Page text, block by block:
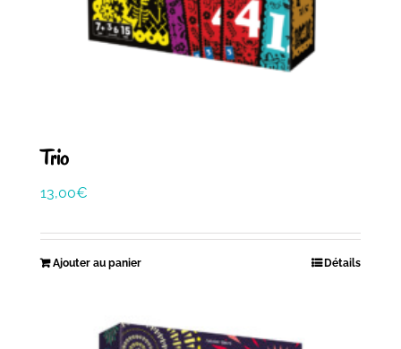
Trio
13,00€
Ajouter au panier Détails